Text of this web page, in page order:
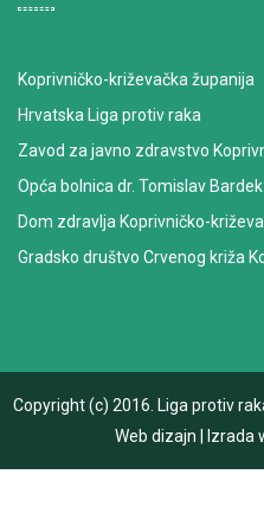
Koprivničko-križevačka županija
Hrvatska Liga protiv raka
Zavod za javno zdravstvo
Opća bolnica dr. Tomislav Bardek
Dom zdravlja Koprivničko-
Gradsko društvo Crvenog križa
Copyright (c) 2016. Liga protiv
Web dizajn
Izrada